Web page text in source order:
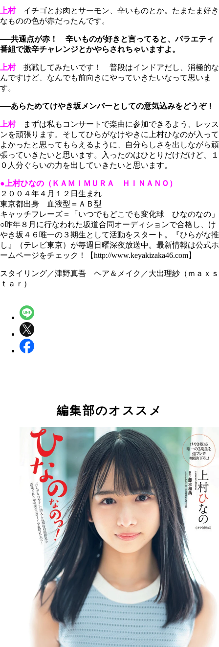
上村イチゴとお肉とサーモン、辛いものとか。たまたま好き
なものの色が赤だったんです。
──共通点が赤！ 辛いものが好きと言ってると、バラエティ
番組で激辛チャレンジとかやらされちゃいますよ。
上村挑戦してみたいです！ 普段はインドアだし、消極的な
んですけど、なんでも前向きにやっていきたいなって思いま
す。
──あらためてけやき坂メンバーとしての意気込みをどうぞ！
上村まずは私もコンサートで楽曲に参加できるよう、レッス
ンを頑張ります。そしてひらがなけやきに上村ひなのが入って
よかったと思ってもらえるように、自分らしさを出しながら頑
張っていきたいと思います。入ったのはひとりだけだけど、１
０人分ぐらいの力を出していきたいと思います。
●上村ひなの（ＫＡＭＩＭＵＲＡ ＨＩＮＡＮＯ）
２００４年４月１２日生まれ
東京都出身 血液型＝ＡＢ型
キャッチフレーズ＝「いつでもどこでも変化球 ひなのなの」
○昨年８月に行なわれた坂道合同オーディションで合格し、け
やき坂４６唯一の３期生として活動をスタート。『ひらがな推
し』（テレビ東京）が毎週日曜深夜放送中。最新情報は公式ホ
ームページをチェック！【http://www.keyakizaka46.com】
スタイリング／津野真吾 ヘア＆メイク／大出理紗（ｍａｘｓ
ｔａｒ）
編集部のオススメ